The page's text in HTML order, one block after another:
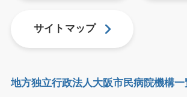
サイトマップ
地方独立行政法人大阪市民病院機構一